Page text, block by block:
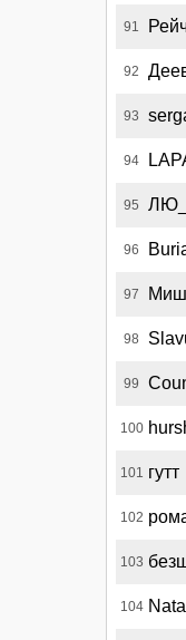
91
92
93
94
95 ЛЮ_
96
97
98
99
100
101 гутт
102
103
104